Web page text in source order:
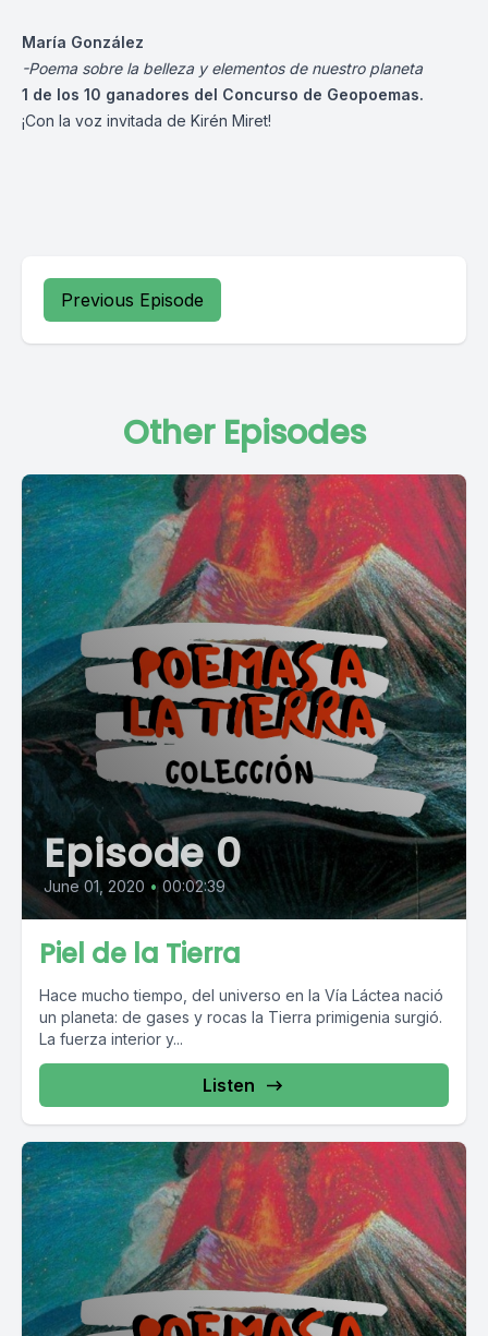
María González
-Poema sobre la belleza y elementos de nuestro planeta
1 de los 10 ganadores del Concurso de Geopoemas.
¡Con la voz invitada de Kirén Miret!
Previous Episode
Other Episodes
Episode 0
June 01, 2020 • 00:02:39
Piel de la Tierra
Hace mucho tiempo, del universo en la Vía Láctea nació
un planeta: de gases y rocas la Tierra primigenia surgió.
La fuerza interior y...
Listen